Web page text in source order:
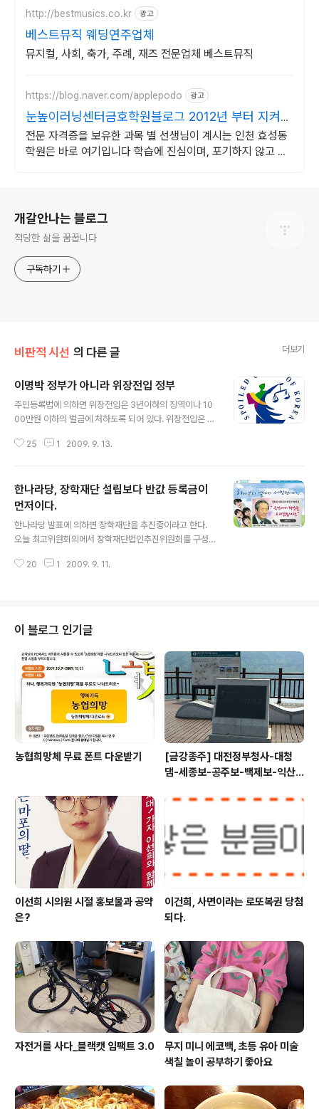
http://bestmusics.co.kr 광고
베스트뮤직 웨딩연주업체
뮤지컬, 사회, 축가, 주례, 재즈 전문업체 베스트뮤직
https://blog.naver.com/applepodo 광고
눈높이러닝센터금호학원블로그 2012년 부터 지켜왔
습니다
전문 자격증을 보유한 과목 별 선생님이 계시는 인천 효성동
학원은 바로 여기입니다 학습에 진심이며, 포기하지 않고 끌
개갈안나는 블로그
적당한 삶을 꿈꿉니다
구독하기
비판적 시선 의 다른 글 더보기
이명박 정부가 아니라 위장전입 정부
주민등록법에 의하면 위장전입은 3년이하의 징역이나 10
00만원 이하의 벌금에 처하도록 되어 있다. 위장전입은 폭
하지만 이명박 정부 들어서 고위직 공무원들이 위장전입이
번 개각에서 법무장관으로 내정된 이귀남 법무장관 후보자
와 민일영 대법관 후보자도 위장전입한 사실이 밝혀졌다.
만약에 일반 서민이 주민등록법을 위반하고 위장전입을 했
다면 실형까지는 아니더라도 벌금형에 처해졌을 것이다.
하지만 이명박 대통령을 비롯한 현 정권 고위직 공무원중
많은 인사가 위장전입을 했음에도 불구하고 마치 경범죄를
25 1 2009. 9. 13.
한나라당, 장학재단 설립보다 반값 등록금이
먼저이다.
한나라당 발표에 의하면 장학재단을 추진중이라고 한다.
오늘 최고위원회의에서 장학재단법인추진위원회를 구성하
대표이며 장학재단이 설립되면 외부인사를 재단이사장으
나라당은 올해까지 장학재단을 설립하는 것이 목표이며 재
단명칭을 당과 연구소 홈페이지를 통해 공모할 예정이란
다. 정당이 장학재단을 추진하고 설립하는 것은 아마 처음
이 아닐까 생각이 든다. 정당이 장학재단을 만드는 것도 어
렵지만 이해에 따라 정당이 자주 바뀌는 한국정치사때문에
장기적인 목표를 가지고 운영해야할 장학재단을 설립하기
20 1 2009. 9. 11.
이 블로그 인기글
농협희망체 무료 폰트 다운받기
[금강종주] 대전정부청사-대청
댐-세종보-공주보-백제보-익산
이선희 시의원 시절 홍보물과 공약
은?
이건희, 사면이라는 로또복권 당첨
되다.
자전거를 사다_블랙캣 임팩트 3.0
무지 미니 에코백, 초등 유아 미술
색칠 놀이 공부하기 좋아요